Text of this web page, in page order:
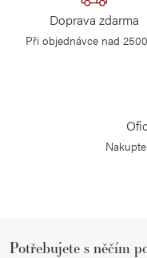
Doprava zdarma
Při objednávce nad
Potřebujete s něčím